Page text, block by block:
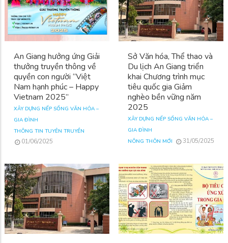
An Giang hưởng ứng Giải
thưởng truyền thông về
quyền con người “Việt
Nam hạnh phúc – Happy
Vietnam 2025”
XÂY DỰNG NẾP SỐNG VĂN HÓA –
GIA ĐÌNH
THÔNG TIN TUYÊN TRUYỀN
01/06/2025
Sở Văn hóa, Thể thao và
Du lịch An Giang triển
khai Chương trình mục
tiêu quốc gia Giảm
nghèo bền vững năm
2025
XÂY DỰNG NẾP SỐNG VĂN HÓA –
GIA ĐÌNH
NÔNG THÔN MỚI
31/05/2025